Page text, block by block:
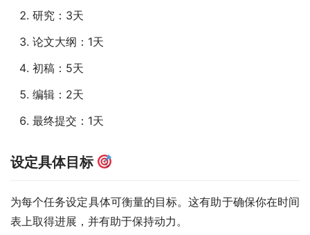
研究：3天
论文大纲：1天
初稿：5天
编辑：2天
最终提交：1天
设定具体目标
为每个任务设定具体可衡量的目标。这有助于确保你在时间
表上取得进展，并有助于保持动力。